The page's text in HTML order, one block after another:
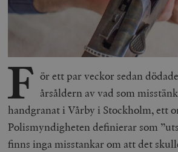
F ör ett par veckor sedan
årsåldern av vad som
handgranat i Vårby i Stockholm, ett
Polismyndigheten definierar som
finns inga misstankar om att det